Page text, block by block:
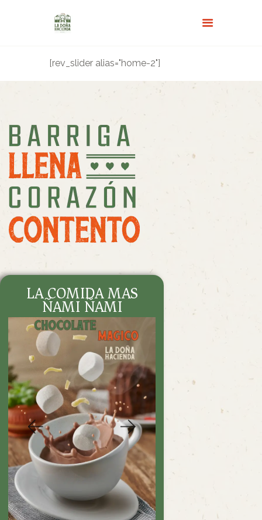
MENÚ
ACERCA DE NOSOTROS
RESERVAS
GALERÍA
TURISMO Y NOVEDADES
FAQS
CONTÁCTANOS
DENUNCIA
[rev_slider alias="home-2"]
LA COMIDA MAS
ÑAMI ÑAMI